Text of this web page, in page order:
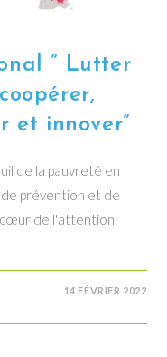
” Lutter
et innover”
de la pauvreté en
prévention et de
de l'attention
14 FÉVRIER 2022